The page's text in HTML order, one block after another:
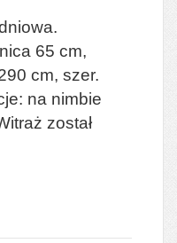
65 cm,
cm, szer.
na nimbie
został